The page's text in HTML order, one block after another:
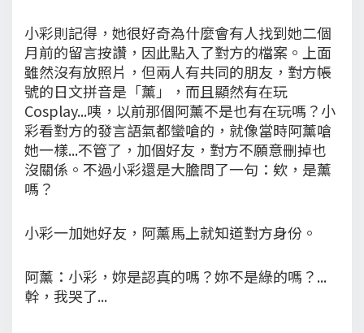
小彩則記得，她很好奇為什麼會有人找到她二個
月前的留言按讚，因此點入了對方的檔案。上面
雖然沒有放照片，但兩人有共同的朋友，對方帳
號的日文拼音是「薰」，而且顯然有在玩
Cosplay...咦，以前那個阿薰不是也有在玩嗎？小
彩看對方的發言語氣都蠻嗆的，就像當時阿薰嗆
她一樣...不管了，加個好友，對方不願意刪掉也
沒關係。不過小彩還是大膽問了一句：欸，是薰
嗎？
小彩一加她好友，阿薰馬上就知道對方身份。
阿薰：小彩，妳是認真的嗎？妳不是綠的嗎？...
幹，我哭了...